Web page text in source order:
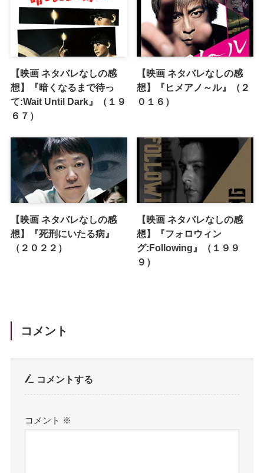
【映画 ネタバレなしの感
想】『暗くなるまで待っ
て:Wait Until Dark』（１９
６７）
【映画 ネタバレなしの感
想】『ヒメアノ～ル』（２
０１６）
【映画 ネタバレなしの感
想】『死刑にいたる病』
（２０２２）
【映画 ネタバレなしの感
想】『フォロウィン
グ:Following』（１９９
９）
コメント
コメントする
コメント ※